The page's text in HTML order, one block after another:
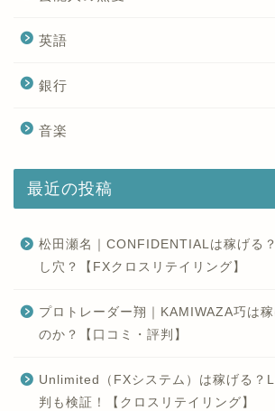
英語
銀行
音楽
最近の投稿
松田瀬名｜CONFIDENTIALは稼げる
し穴？【FXクロスリテイリング】
プロトレーダー翔｜KAMIWAZA巧は
のか？【口コミ・評判】
Unlimited（FXシステム）は稼げる？
判も検証！【クロスリテイリング】